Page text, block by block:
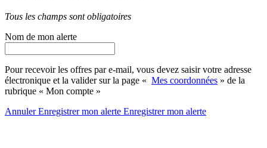
Tous les champs sont obligatoires
Nom de mon alerte
Pour recevoir les offres par e-mail, vous devez saisir votre adresse
électronique et la valider sur la page « Mes coordonnées » de la
rubrique « Mon compte »
AnnulerEnregistrer mon alerte Enregistrermon alerte